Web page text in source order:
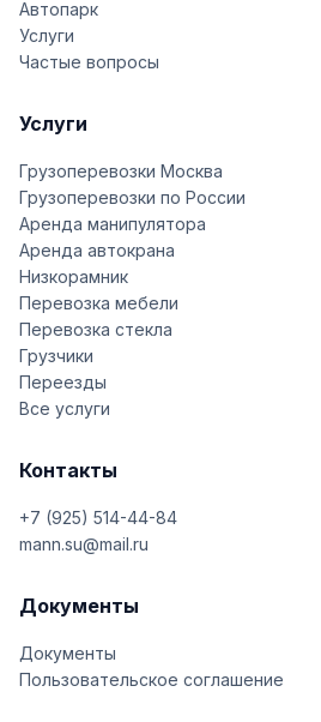
Автопарк
Услуги
Частые вопросы
Услуги
Грузоперевозки Москва
Грузоперевозки по России
Аренда манипулятора
Аренда автокрана
Низкорамник
Перевозка мебели
Перевозка стекла
Грузчики
Переезды
Все услуги
Контакты
+7 (925) 514-44-84
mann.su@mail.ru
Документы
Документы
Пользовательское соглашение